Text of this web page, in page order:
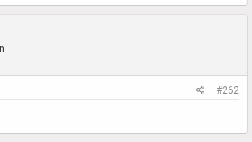
#262